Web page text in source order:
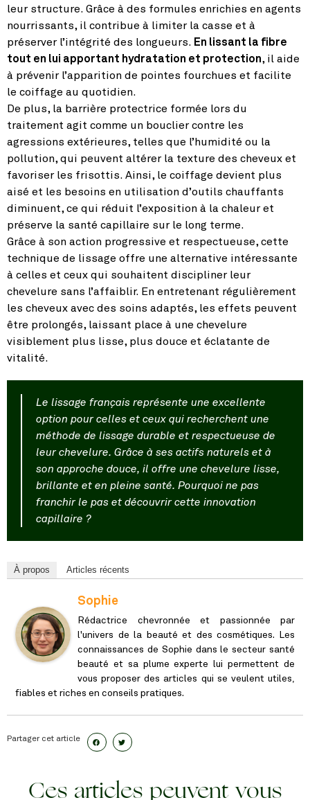
leur structure. Grâce à des formules enrichies en agents
nourrissants, il contribue à limiter la casse et à
préserver l’intégrité des longueurs. En lissant la fibre
tout en lui apportant hydratation et protection, il aide
à prévenir l’apparition de pointes fourchues et facilite
le coiffage au quotidien.
De plus, la barrière protectrice formée lors du
traitement agit comme un bouclier contre les
agressions extérieures, telles que l’humidité ou la
pollution, qui peuvent altérer la texture des cheveux et
favoriser les frisottis. Ainsi, le coiffage devient plus
aisé et les besoins en utilisation d’outils chauffants
diminuent, ce qui réduit l’exposition à la chaleur et
préserve la santé capillaire sur le long terme.
Grâce à son action progressive et respectueuse, cette
technique de lissage offre une alternative intéressante
à celles et ceux qui souhaitent discipliner leur
chevelure sans l’affaiblir. En entretenant régulièrement
les cheveux avec des soins adaptés, les effets peuvent
être prolongés, laissant place à une chevelure
visiblement plus lisse, plus douce et éclatante de
vitalité.
Le lissage français représente une excellente
option pour celles et ceux qui recherchent une
méthode de lissage durable et respectueuse de
leur chevelure. Grâce à ses actifs naturels et à
son approche douce, il offre une chevelure lisse,
brillante et en pleine santé. Pourquoi ne pas
franchir le pas et découvrir cette innovation
capillaire ?
À propos Articles récents
Sophie
Rédactrice chevronnée et passionnée par
l'univers de la beauté et des cosmétiques. Les
connaissances de Sophie dans le secteur santé
beauté et sa plume experte lui permettent de
vous proposer des articles qui se veulent utiles,
fiables et riches en conseils pratiques.
Partager cet article
Ces articles peuvent vous